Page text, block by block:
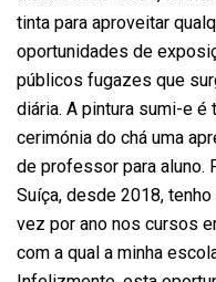
tinta para aproveitar
oportunidades de
públicos fugazes que
diária. A pintura sumi-e
cerimónia do chá uma
de professor para aluno.
Suíça, desde 2018,
vez por ano nos cursos
com a qual a minha